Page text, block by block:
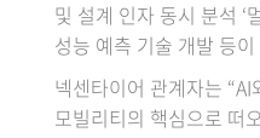
및 설계 인자 동시 분석 ‘
성능 예측 기술 개발 등이
넥센타이어 관계자는
모빌리티의 핵심으로 떠